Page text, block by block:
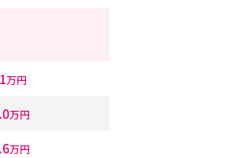
万円
万円
万円